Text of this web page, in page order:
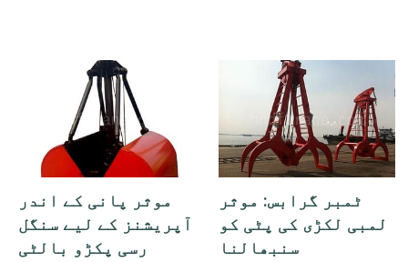
کھاد۔
موثر پانی کے اندر
آپریشنز کے لیے سنگل
رسی پکڑو بالٹی
ٹمبر گرابس: موثر
لمبی لکڑی کی پٹی کو
سنبھالنا